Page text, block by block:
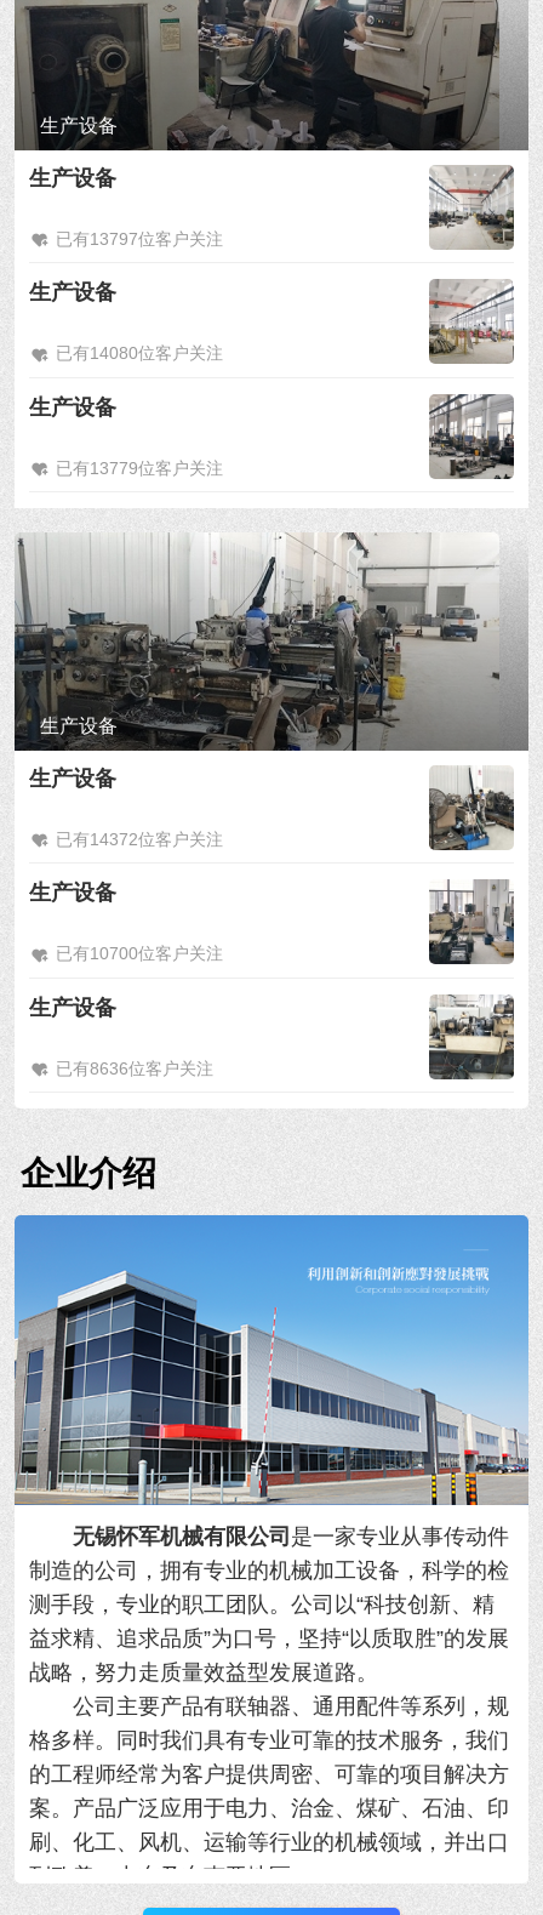
生产设备
生产设备
已有13797位客户关注
生产设备
已有14080位客户关注
生产设备
已有13779位客户关注
生产设备
生产设备
已有14372位客户关注
生产设备
已有10700位客户关注
生产设备
已有8636位客户关注
企业介绍
无锡怀军机械有限公司 是一家专业从事传动件
制造的公司，拥有专业的机械加工设备，科学的检
测手段，专业的职工团队。公司以“科技创新、精
益求精、追求品质”为口号，坚持“以质取胜”的发展
战略，努力走质量效益型发展道路。
公司主要产品有联轴器、通用配件等系列，规
格多样。同时我们具有专业可靠的技术服务，我们
的工程师经常为客户提供周密、可靠的项目解决方
案。产品广泛应用于电力、治金、煤矿、石油、印
刷、化工、风机、运输等行业的机械领域，并出口
到欧美、中东及东南亚地区。
我公司优势：规模大、产品全、质量好、工期